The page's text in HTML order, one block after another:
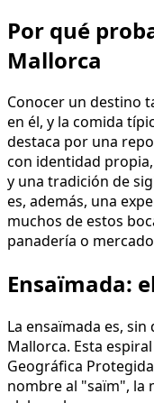
Por qué
Mallorca
Conocer un destino
en él, y la comida
destaca por una
con identidad
y una tradición de
es, además, una
muchos de estos
panadería o
Ensaïmada:
La ensaïmada es,
Mallorca. Esta
Geográfica
nombre al "saïm", la